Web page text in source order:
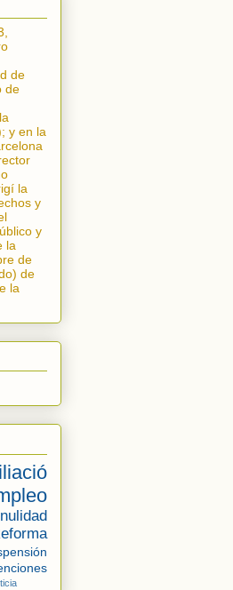
de
de
y en la
la
y
y
la
de
de
la
nulidad